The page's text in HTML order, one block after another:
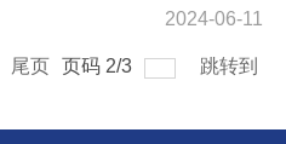
2024-06-11
尾页 页码 2/3 跳转到